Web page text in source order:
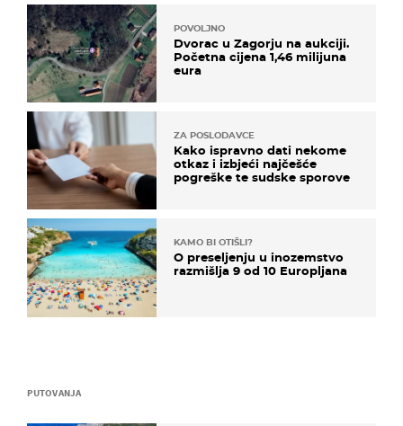
PUTOVANJA
POVOLJNO
Dvorac u Zagorju na aukciji.
Početna cijena 1,46 milijuna
eura
ZA POSLODAVCE
Kako ispravno dati nekome
otkaz i izbjeći najčešće
pogreške te sudske sporove
KAMO BI OTIŠLI?
O preseljenju u inozemstvo
razmišlja 9 od 10 Europljana